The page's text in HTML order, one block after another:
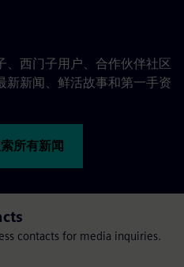
、西门子用户、合作伙伴社区
新新闻、鲜活故事和第一手资
所有新闻
contacts for media inquiries.